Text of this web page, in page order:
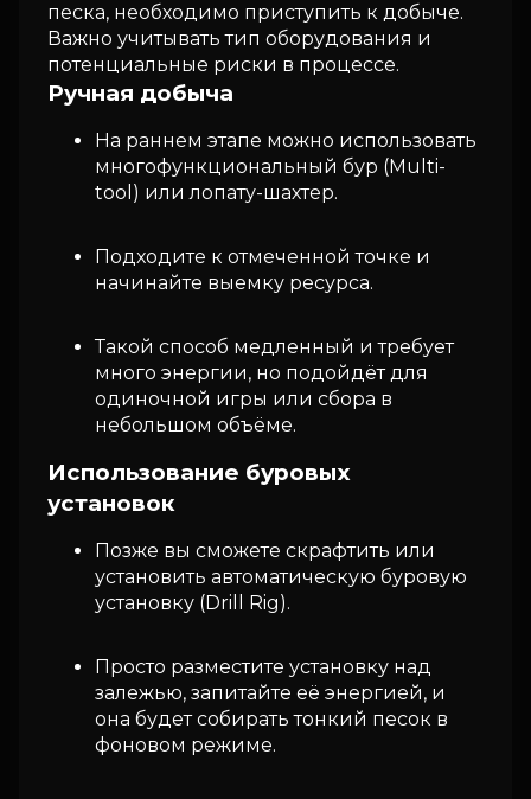
песка, необходимо приступить к добыче.
Важно учитывать тип оборудования и
потенциальные риски в процессе.
Ручная добыча
На раннем этапе можно использовать
многофункциональный бур (Multi-
tool) или лопату-шахтер.
Подходите к отмеченной точке и
начинайте выемку ресурса.
Такой способ медленный и требует
много энергии, но подойдёт для
одиночной игры или сбора в
небольшом объёме.
Использование буровых
установок
Позже вы сможете скрафтить или
установить автоматическую буровую
установку (Drill Rig).
Просто разместите установку над
залежью, запитайте её энергией, и
она будет собирать тонкий песок в
фоновом режиме.